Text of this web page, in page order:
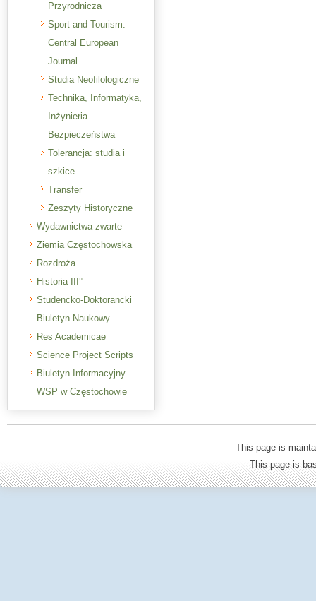
Przyrodnicza
Sport and Tourism.
Central European
Journal
Studia Neofilologiczne
Technika, Informatyka,
Inżynieria
Bezpieczeństwa
Tolerancja: studia i
szkice
Transfer
Zeszyty Historyczne
Wydawnictwa zwarte
Ziemia Częstochowska
Rozdroża
Historia III°
Studencko-Doktorancki
Biuletyn Naukowy
Res Academicae
Science Project Scripts
Biuletyn Informacyjny
WSP w Częstochowie
This page is
This page is